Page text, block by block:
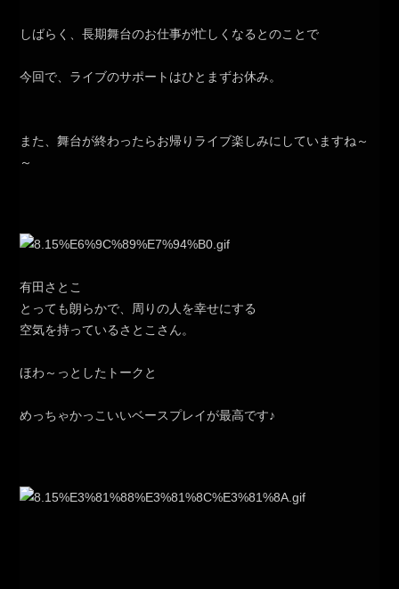
しばらく、長期舞台のお仕事が忙しくなるとのことで
今回で、ライブのサポートはひとまずお休み。
また、舞台が終わったらお帰りライブ楽しみにしていますね～
～
有田さとこ
とっても朗らかで、周りの人を幸せにする
空気を持っているさとこさん。
ほわ～っとしたトークと
めっちゃかっこいいベースプレイが最高です♪